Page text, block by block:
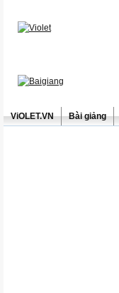
ViOLET.VN Bài giảng